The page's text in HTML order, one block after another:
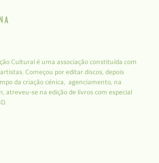
Cultural é uma associação constituída com
Começou por editar discos, depois
da criação cénica, agenciamento, na
atreveu-se na edição de livros com especial